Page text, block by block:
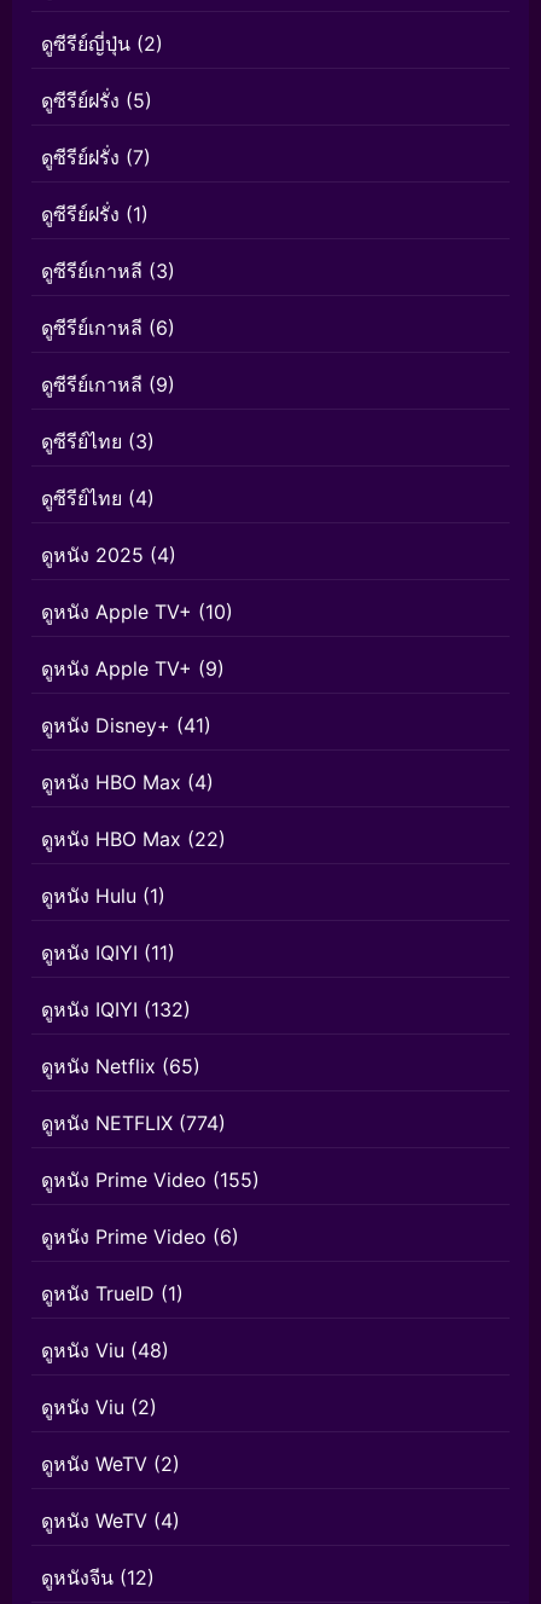
ดูซีรีย์ญี่ปุ่น (2)
ดูซีรีย์ฝรั่ง (5)
ดูซีรีย์ฝรั่ง (7)
ดูซีรีย์ฝรั่ง (1)
ดูซีรีย์เกาหลี (3)
ดูซีรีย์เกาหลี (6)
ดูซีรีย์เกาหลี (9)
ดูซีรีย์ไทย (3)
ดูซีรีย์ไทย (4)
ดูหนัง 2025 (4)
ดูหนัง Apple TV+ (10)
ดูหนัง Apple TV+ (9)
ดูหนัง Disney+ (41)
ดูหนัง HBO Max (4)
ดูหนัง HBO Max (22)
ดูหนัง Hulu (1)
ดูหนัง IQIYI (11)
ดูหนัง IQIYI (132)
ดูหนัง Netflix (65)
ดูหนัง NETFLIX (774)
ดูหนัง Prime Video (155)
ดูหนัง Prime Video (6)
ดูหนัง TrueID (1)
ดูหนัง Viu (48)
ดูหนัง Viu (2)
ดูหนัง WeTV (2)
ดูหนัง WeTV (4)
ดูหนังจีน (12)